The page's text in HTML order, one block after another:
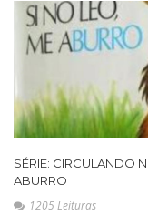
SÉRIE: CIRCULANDO
ABURRO
1205 Leituras